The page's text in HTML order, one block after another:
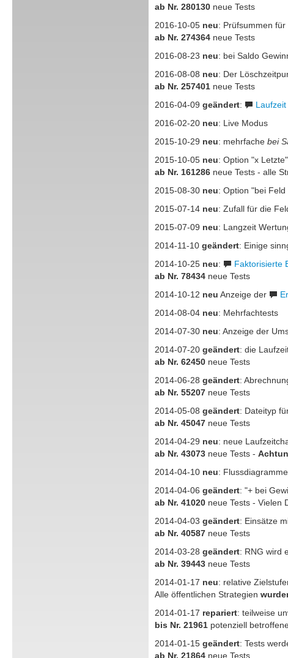
ab Nr. 280130neue Tests
2016-10-05 neu: Prüfsummen
ab Nr. 274364neue Tests
2016-08-23 neu: bei Saldo
2016-08-08 neu: Der
ab Nr. 257401neue Tests
2016-04-09 geändert:
2016-02-20 neu: Live Modus
2015-10-29 neu: mehrfache bei
2015-10-05 neu: Option "x Letzte"
ab Nr. 161286neue Tests - alle
2015-08-30 neu: Option "bei Feld
2015-07-14 neu: Zufall für die
2015-07-09 neu: Langzeit
2014-11-10 geändert: Einige
2014-10-25 neu: Faktorisierte
ab Nr. 78434neue Tests
2014-10-12 neu Anzeige der
2014-08-04 neu: Mehrfachtests
2014-07-30 neu: Anzeige der
2014-07-20 geändert: die
ab Nr. 62450neue Tests
2014-06-28 geändert:
ab Nr. 55207neue Tests
2014-05-08 geändert: Dateityp
ab Nr. 45047neue Tests
2014-04-29 neu: neue
ab Nr. 43073neue Tests -
2014-04-10 neu: Flussdiagramme
2014-04-06 geändert: "+ bei
ab Nr. 41020neue Tests - Vielen
2014-04-03 geändert: Einsätze
ab Nr. 40587neue Tests
2014-03-28 geändert: RNG wird
ab Nr. 39443neue Tests
2014-01-17 neu: relative
Alle öffentlichen Strategien
2014-01-17 repariert: teilweise
bis Nr. 21961potenziell
2014-01-15 geändert: Tests
ab Nr. 21864neue Tests